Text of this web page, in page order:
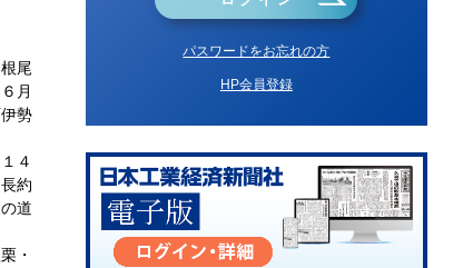
尾
月
勢
４
約
道
・
パスワードをお忘れの方
HP会員登録